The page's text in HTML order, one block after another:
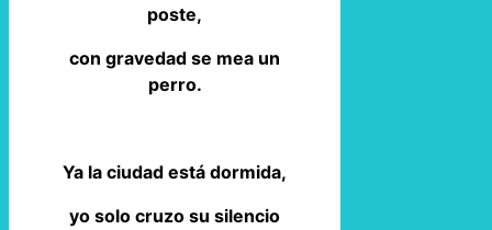
poste,
con gravedad se mea un
perro.
Ya la ciudad está dormida,
yo solo cruzo su silencio